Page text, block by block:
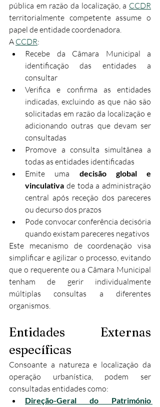
pública em razão da localização, a CCDR
territorialmente competente assume o
papel de entidade coordenadora.​
A CCDR:
Recebe da Câmara Municipal a
identificação das entidades a
consultar
Verifica e confirma as entidades
indicadas, excluindo as que não são
solicitadas em razão da localização e
adicionando outras que devam ser
consultadas
Promove a consulta simultânea a
todas as entidades identificadas
Emite uma decisão global e
vinculativa de toda a administração
central após receção dos pareceres
ou decurso dos prazos
Pode convocar conferência decisória
quando existam pareceres negativos
Este mecanismo de coordenação visa
simplificar e agilizar o processo, evitando
que o requerente ou a Câmara Municipal
tenham de gerir individualmente
múltiplas consultas a diferentes
organismos.​
Entidades Externas
específicas
Consoante a natureza e localização da
operação urbanística, podem ser
consultadas entidades como:​
Direção-Geral do Património